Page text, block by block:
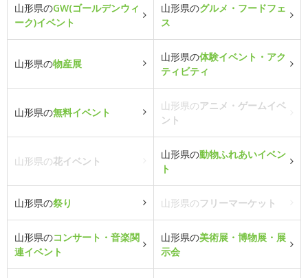
山形県のGW(ゴールデンウィ
ーク)イベント
山形県のグルメ・フードフェ
ス
山形県の物産展
山形県の体験イベント・アク
ティビティ
山形県の無料イベント
山形県のアニメ・ゲームイベ
ント
山形県の花イベント
山形県の動物ふれあいイベン
ト
山形県の祭り 山形県のフリーマーケット
山形県のコンサート・音楽関
連イベント
山形県の美術展・博物展・展
示会